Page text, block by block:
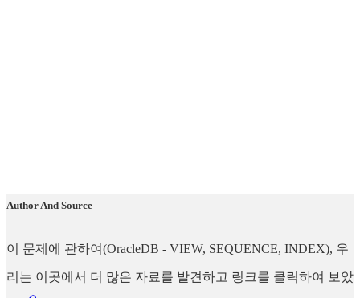
Author And Source
이 문제에 관하여(OracleDB - VIEW, SEQUENCE, INDEX), 우
리는 이곳에서 더 많은 자료를 발견하고 링크를 클릭하여 보았